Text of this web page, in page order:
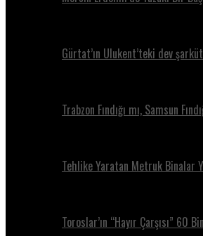
Gürtat’ın Ulukent’teki dev
Trabzon Fındığı mı, Samsun
Tehlike Yaratan Metruk Binalar
Toroslar’ın “Hayır Çarşısı” 60